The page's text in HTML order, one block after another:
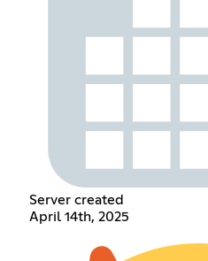
Server created
April 14th, 2025